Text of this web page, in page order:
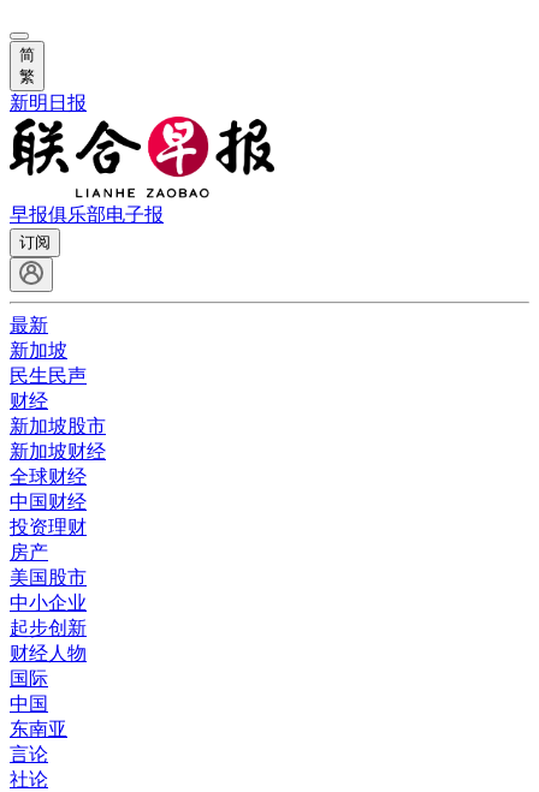
简
繁
新明日报
早报俱乐部电子报
订阅
最新
新加坡
民生民声
财经
新加坡股市
新加坡财经
全球财经
中国财经
投资理财
房产
美国股市
中小企业
起步创新
财经人物
国际
中国
东南亚
言论
社论